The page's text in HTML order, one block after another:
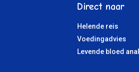
Direct naar
Helende reis
Voedingadvies
Levende bloed